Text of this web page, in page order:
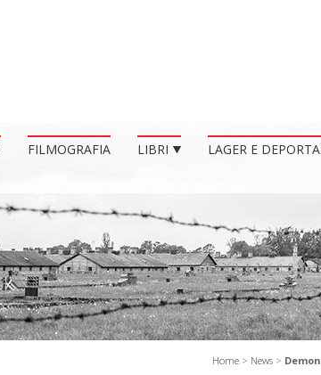
FILMOGRAFIA LIBRI LAGER E
Home > News >